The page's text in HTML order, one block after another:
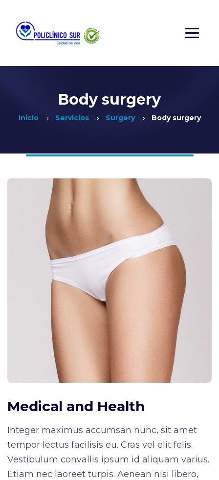
Body surgery
Inicio Servicios Surgery Body surgery
Medical and Health
Integer maximus accumsan nunc, sit amet
tempor lectus facilisis eu. Cras vel elit felis.
Vestibulum convallis ipsum id aliquam varius.
Etiam nec laoreet turpis. Aenean nisi libero,